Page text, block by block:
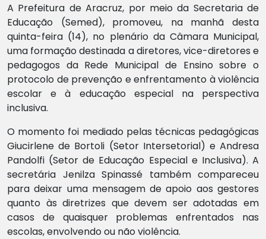
A Prefeitura de Aracruz, por meio da Secretaria de
Educação (Semed), promoveu, na manhã desta
quinta-feira (14), no plenário da Câmara Municipal,
uma formação destinada a diretores, vice-diretores e
pedagogos da Rede Municipal de Ensino sobre o
protocolo de prevenção e enfrentamento à violência
escolar e à educação especial na perspectiva
inclusiva.
O momento foi mediado pelas técnicas pedagógicas
Giucirlene de Bortoli (Setor Intersetorial) e Andresa
Pandolfi (Setor de Educação Especial e Inclusiva). A
secretária Jenilza Spinassé também compareceu
para deixar uma mensagem de apoio aos gestores
quanto às diretrizes que devem ser adotadas em
casos de quaisquer problemas enfrentados nas
escolas, envolvendo ou não violência.